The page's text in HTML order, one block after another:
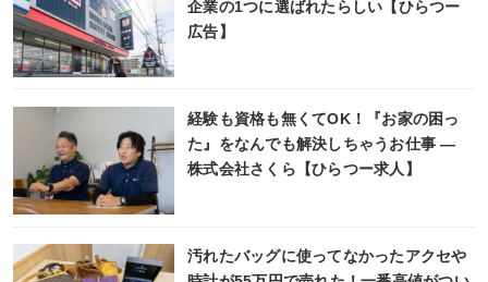
企業の1つに選ばれたらしい【ひらつー
広告】
経験も資格も無くてOK！『お家の困っ
た』をなんでも解決しちゃうお仕事 ―
株式会社さくら【ひらつー求人】
汚れたバッグに使ってなかったアクセや